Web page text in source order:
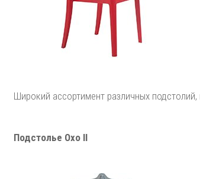
Широкий ассортимент различных
Подстолье Oxo II